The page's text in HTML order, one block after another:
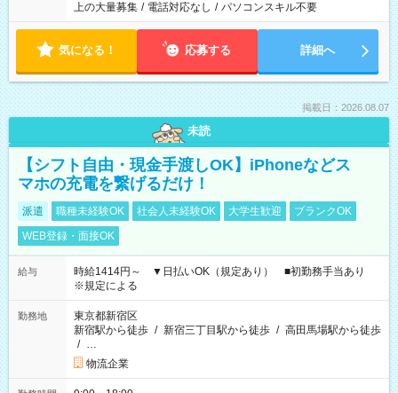
上の大量募集 / 電話対応なし / パソコンスキル不要
気になる！ 応募する 詳細へ
掲載日：2026.08.07
未読
【シフト自由・現金手渡しOK】iPhoneなどス
マホの充電を繋げるだけ！
派遣 職種未経験OK 社会人未経験OK 大学生歓迎
ブランクOK
WEB登録・面接OK
給与
時給1414円～ ▼日払いOK（規定あり） ■初勤務手当あり
※規定による
勤務地
東京都新宿区
新宿駅から徒歩 / 新宿三丁目駅から徒歩 / 高田馬場駅から徒歩
/ …
物流企業